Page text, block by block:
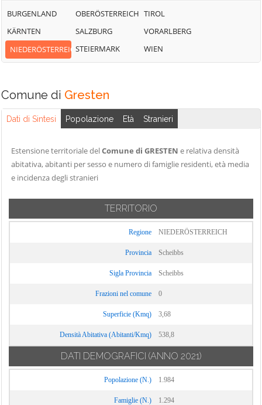
BURGENLAND
KÄRNTEN
NIEDERÖSTERREICH
OBERÖSTERREICH
SALZBURG
STEIERMARK
TIROL
VORARLBERG
WIEN
Comune di Gresten
Dati di Sintesi Popolazione Età Stranieri
Estensione territoriale delComune di GRESTEN e relativa densità
abitativa, abitanti per sesso e numero di famiglie residenti, età media
e incidenza degli stranieri
TERRITORIO
Regione NIEDERÖSTERREICH
Provincia Scheibbs
Sigla Provincia Scheibbs
Frazioni nel comune 0
Superficie (Kmq) 3,68
Densità Abitativa (Abitanti/Kmq) 538,8
DATI DEMOGRAFICI (ANNO 2021)
Popolazione (N.) 1.984
Famiglie (N.) 1.294